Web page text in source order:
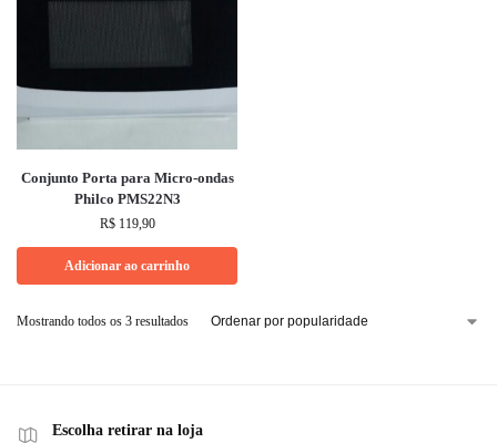
Conjunto Porta para Micro-ondas
Philco PMS22N3
R$119,90
Adicionar ao carrinho
Mostrando todos os 3 resultados
Escolha retirar na loja